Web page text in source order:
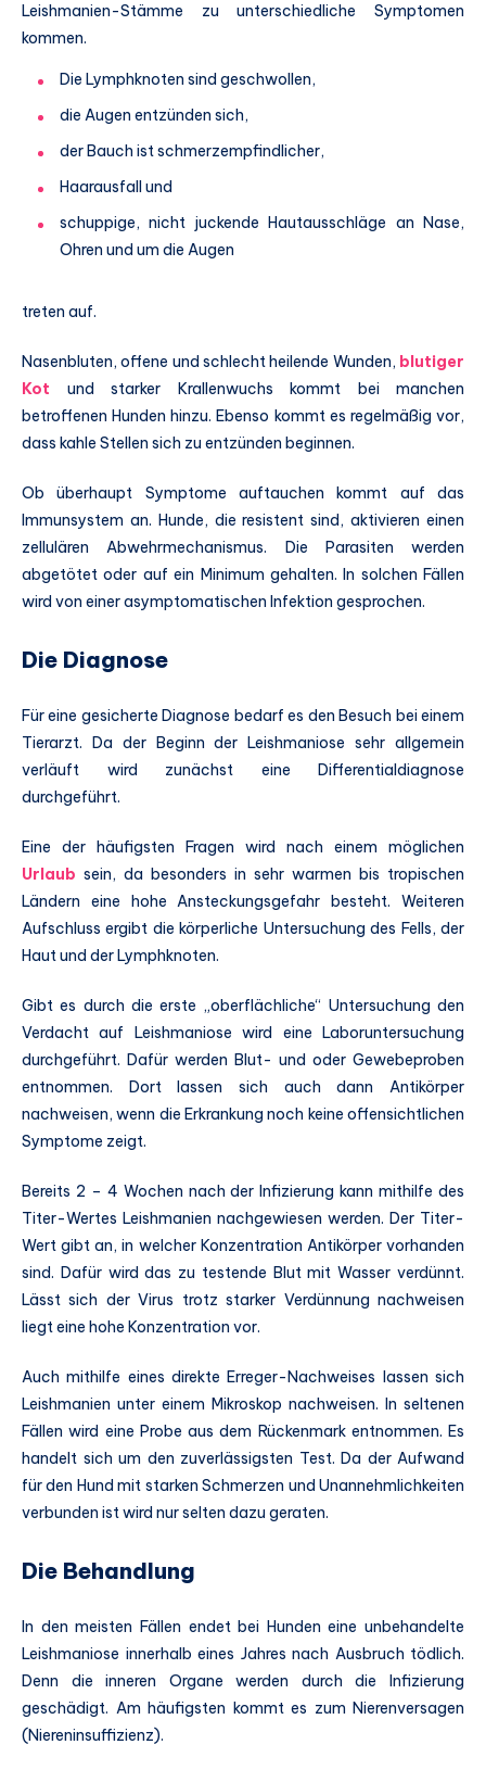
Leishmanien-Stämme zu unterschiedliche Symptomen
kommen.
Die Lymphknoten sind geschwollen,
die Augen entzünden sich,
der Bauch ist schmerzempfindlicher,
Haarausfall und
schuppige, nicht juckende Hautausschläge an Nase,
Ohren und um die Augen
treten auf.
Nasenbluten, offene und schlecht heilende Wunden, blutiger
Kot und starker Krallenwuchs kommt bei manchen
betroffenen Hunden hinzu. Ebenso kommt es regelmäßig vor,
dass kahle Stellen sich zu entzünden beginnen.
Ob überhaupt Symptome auftauchen kommt auf das
Immunsystem an. Hunde, die resistent sind, aktivieren einen
zellulären Abwehrmechanismus. Die Parasiten werden
abgetötet oder auf ein Minimum gehalten. In solchen Fällen
wird von einer asymptomatischen Infektion gesprochen.
Die Diagnose
Für eine gesicherte Diagnose bedarf es den Besuch bei einem
Tierarzt. Da der Beginn der Leishmaniose sehr allgemein
verläuft wird zunächst eine Differentialdiagnose
durchgeführt.
Eine der häufigsten Fragen wird nach einem möglichen
Urlaub sein, da besonders in sehr warmen bis tropischen
Ländern eine hohe Ansteckungsgefahr besteht. Weiteren
Aufschluss ergibt die körperliche Untersuchung des Fells, der
Haut und der Lymphknoten.
Gibt es durch die erste „oberflächliche“ Untersuchung den
Verdacht auf Leishmaniose wird eine Laboruntersuchung
durchgeführt. Dafür werden Blut- und oder Gewebeproben
entnommen. Dort lassen sich auch dann Antikörper
nachweisen, wenn die Erkrankung noch keine offensichtlichen
Symptome zeigt.
Bereits 2 – 4 Wochen nach der Infizierung kann mithilfe des
Titer-Wertes Leishmanien nachgewiesen werden. Der Titer-
Wert gibt an, in welcher Konzentration Antikörper vorhanden
sind. Dafür wird das zu testende Blut mit Wasser verdünnt.
Lässt sich der Virus trotz starker Verdünnung nachweisen
liegt eine hohe Konzentration vor.
Auch mithilfe eines direkte Erreger-Nachweises lassen sich
Leishmanien unter einem Mikroskop nachweisen. In seltenen
Fällen wird eine Probe aus dem Rückenmark entnommen. Es
handelt sich um den zuverlässigsten Test. Da der Aufwand
für den Hund mit starken Schmerzen und Unannehmlichkeiten
verbunden ist wird nur selten dazu geraten.
Die Behandlung
In den meisten Fällen endet bei Hunden eine unbehandelte
Leishmaniose innerhalb eines Jahres nach Ausbruch tödlich.
Denn die inneren Organe werden durch die Infizierung
geschädigt. Am häufigsten kommt es zum Nierenversagen
(Niereninsuffizienz).